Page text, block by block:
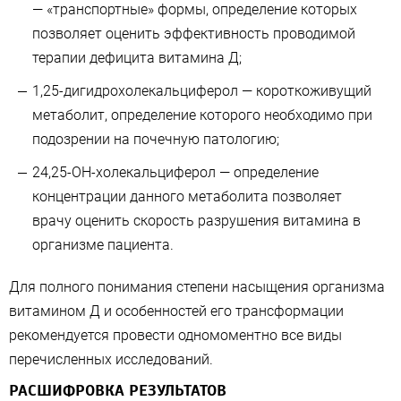
— «транспортные» формы, определение которых
позволяет оценить эффективность проводимой
терапии дефицита витамина Д;
1,25-дигидрохолекальциферол — короткоживущий
метаболит, определение которого необходимо при
подозрении на почечную патологию;
24,25-ОН-холекальциферол — определение
концентрации данного метаболита позволяет
врачу оценить скорость разрушения витамина в
организме пациента.
Для полного понимания степени насыщения организма
витамином Д и особенностей его трансформации
рекомендуется провести одномоментно все виды
перечисленных исследований.
РАСШИФРОВКА РЕЗУЛЬТАТОВ